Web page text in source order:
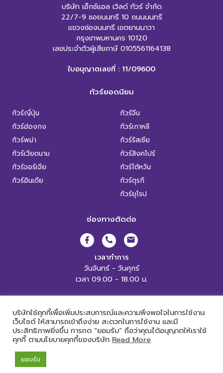
บริษัทใช้คุกกี้เพื่อเพิ่มประสบการณ์และความพึงพอใจในการใช้งาน
เว็บไซต์ ให้สามารถเข้าถึงง่าย สะดวกในการใช้งาน และมี
ประสิทธิภาพยิ่งขึ้น การกด “ยอมรับ” ถือว่าคุณได้อนุญาตให้เราใช้
คุกกี้ ตามนโยบายคุกกี้ของบริษัท Read More
ยอมรับ
บริษัท เอ็กซ์แอล เวิลด์ ทัวร์ จำกัด
22/7-9 ซอยนนทรี 10 ถนนนนทรี
แขวงช่องนนทรี เขตยานนาวา
กรุงเทพมหานคร 10120
เลขประจำตัวผู้เสียภาษี 0105561164138
ใบอนุญาตเลขที่ : 11/09600
ทัวร์ยอดนิยม
ทัวร์ญี่ปุ่น
ทัวร์ฮ่องกง
ทัวร์พม่า
ทัวร์เวียดนาม
ทัวร์จอร์เจีย
ทัวร์อินเดีย
ทัวร์จีน
ทัวร์เกาหลี
ทัวร์รัสเซีย
ทัวร์สิงคโปร์
ทัวร์ไต้หวัน
ทัวร์ตุรกี
ทัวร์ยุโรป
ช่องทางติดต่อ
เวลาทำการ
วันจันทร์ - วันศุกร์
เวลา 09.00 - 18.00 น.
Powered by